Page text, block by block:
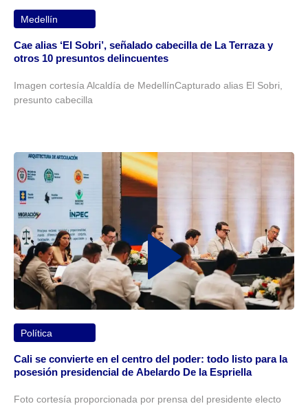
Medellín
Cae alias ‘El Sobri’, señalado cabecilla de La Terraza y
otros 10 presuntos delincuentes
Imagen cortesía Alcaldía de MedellínCapturado alias El Sobri,
presunto cabecilla
Política
Cali se convierte en el centro del poder: todo listo para la
posesión presidencial de Abelardo De la Espriella
Foto cortesía proporcionada por prensa del presidente electo